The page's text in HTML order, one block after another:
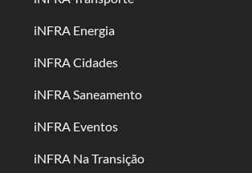
iNFRA Energia
iNFRA Cidades
iNFRA Saneamento
iNFRA Eventos
iNFRA Na Transição